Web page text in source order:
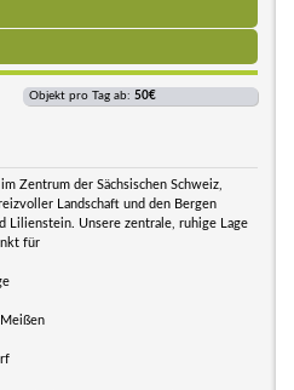
Objekt pro Tag ab: 50€
Zentrum der Sächsischen Schweiz,
Landschaft und den Bergen
Lilienstein. Unsere zentrale, ruhige Lage
für